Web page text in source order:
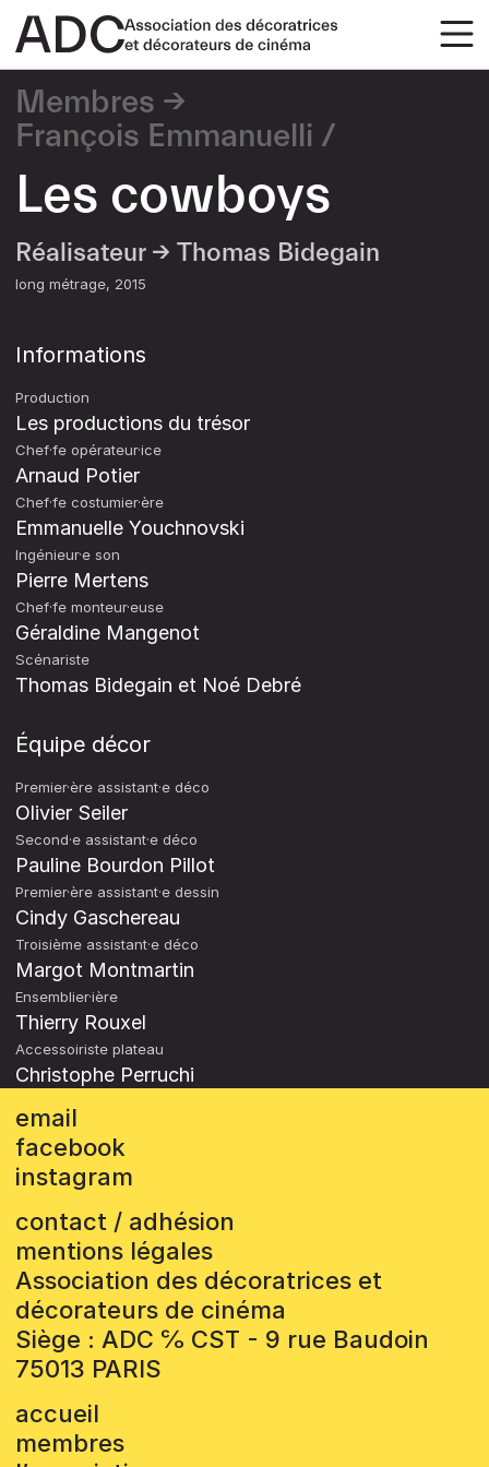
Membres
François Emmanuelli
Les cowboys
Réalisateur → Thomas Bidegain
long métrage 2015
Informations
Production
Les productions du trésor
Chef·fe opérateur·ice
Arnaud Potier
Chef·fe costumier·ère
Emmanuelle Youchnovski
Ingénieur·e son
Pierre Mertens
Chef·fe monteur·euse
Géraldine Mangenot
Scénariste
Thomas Bidegain et Noé Debré
Équipe décor
Premier·ère assistant·e déco
Olivier Seiler
Second·e assistant·e déco
Pauline Bourdon Pillot
Premier·ère assistant·e dessin
Cindy Gaschereau
Troisième assistant·e déco
Margot Montmartin
Ensemblier·ière
Thierry Rouxel
Accessoiriste plateau
Christophe Perruchi
email
facebook
instagram
contact / adhésion
mentions légales
Association des décoratrices et
décorateurs de cinéma
Siège : ADC ℅ CST - 9 rue Baudoin
75013 PARIS
accueil
membres